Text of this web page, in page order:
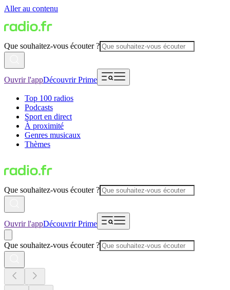
Aller au contenu
Que souhaitez-vous écouter ?
Ouvrir l'appDécouvrir Prime
Top 100 radios
Podcasts
Sport en direct
À proximité
Genres musicaux
Thèmes
Que souhaitez-vous écouter ?
Ouvrir l'appDécouvrir Prime
Que souhaitez-vous écouter ?